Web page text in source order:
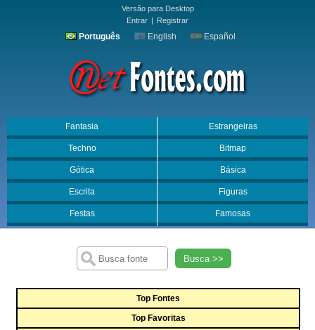
Versão para Desktop
Entrar | Registrar
Português English Español
Fantasia Estrangeiras
Techno Bitmap
Gótica Básica
Escrita Figuras
Festas Famosas
Busca >>
Top Fontes
Top Favoritas